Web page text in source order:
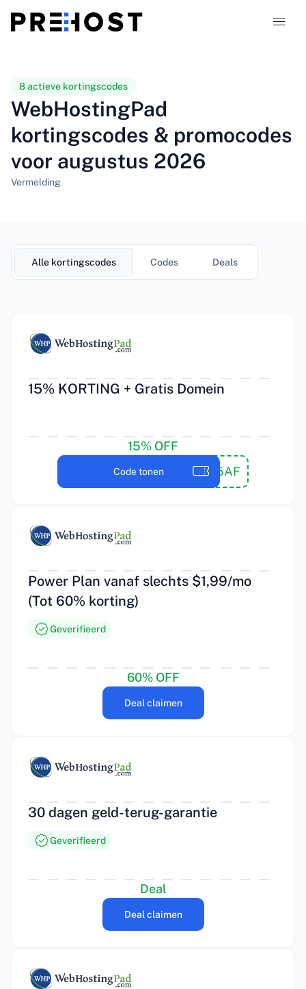
Vergelijkingen
319
8 actieve kortingscodes
WebHostingPad
kortingscodes & promocodes
voor augustus 2026
Vermelding
Alle kortingscodes Codes Deals
15% KORTING + Gratis Domein
15% OFF
15AF
Code tonen
Power Plan vanaf slechts $1,99/mo
(Tot 60% korting)
Geverifieerd
60% OFF
Deal claimen
30 dagen geld-terug-garantie
Geverifieerd
Deal
Deal claimen